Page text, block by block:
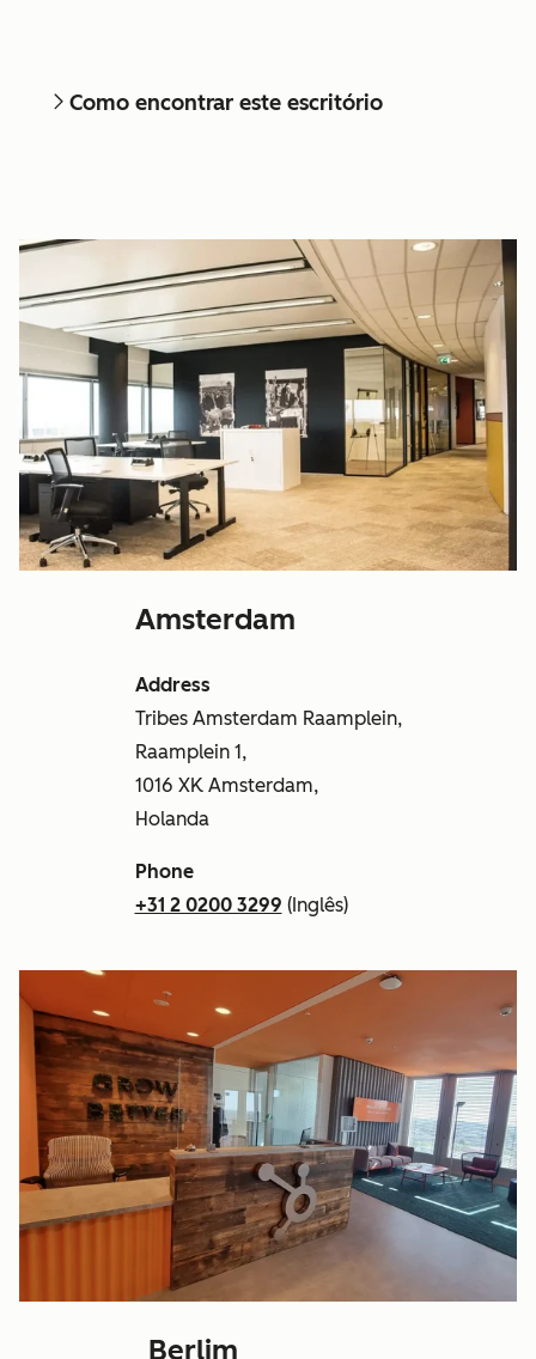
Como encontrar este escritório
Amsterdam
Address
Tribes Amsterdam Raamplein,
Raamplein 1,
1016 XK Amsterdam,
Holanda
Phone
+31 2 0200 3299 (Inglês)
Berlim